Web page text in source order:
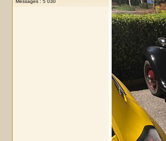
Messages : 5 030